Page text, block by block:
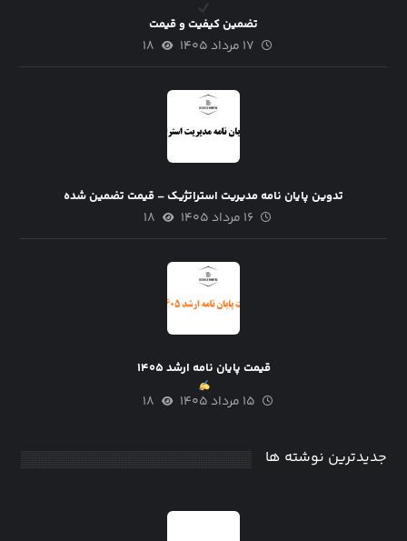
تضمین کیفیت و قیمت
۱۷ مرداد ۱۴۰۵ ۱۸
تدوین پایان نامه مدیریت استراتژیک – قیمت تضمین شده
۱۶ مرداد ۱۴۰۵ ۱۸
قیمت پایان نامه ارشد ۱۴۰۵
۱۵ مرداد ۱۴۰۵ ۱۸
جدیدترین نوشته ها